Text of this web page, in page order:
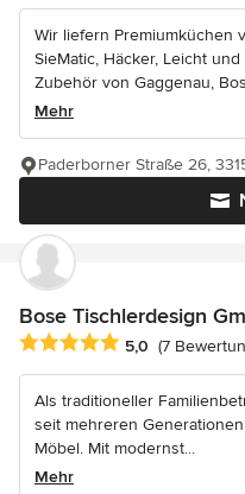
Wir liefern Premiumküchen
SieMatic, Häcker, Leicht
Zubehör von Gaggenau,
Mehr
Paderborner Straße 26,
Bose Tischlerdesign
Durchschnittliche
5,0 (7
Als traditioneller
seit mehreren
Möbel. Mit modernst...
Mehr